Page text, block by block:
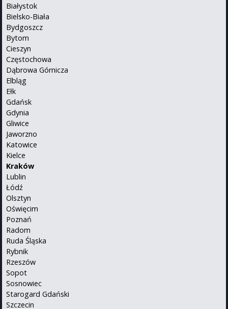
Białystok
Bielsko-Biała
Bydgoszcz
Bytom
Cieszyn
Częstochowa
Dąbrowa Górnicza
Elbląg
Ełk
Gdańsk
Gdynia
Gliwice
Jaworzno
Katowice
Kielce
Kraków
Lublin
Łódź
Olsztyn
Oświęcim
Poznań
Radom
Ruda Śląska
Rybnik
Rzeszów
Sopot
Sosnowiec
Starogard Gdański
Szczecin